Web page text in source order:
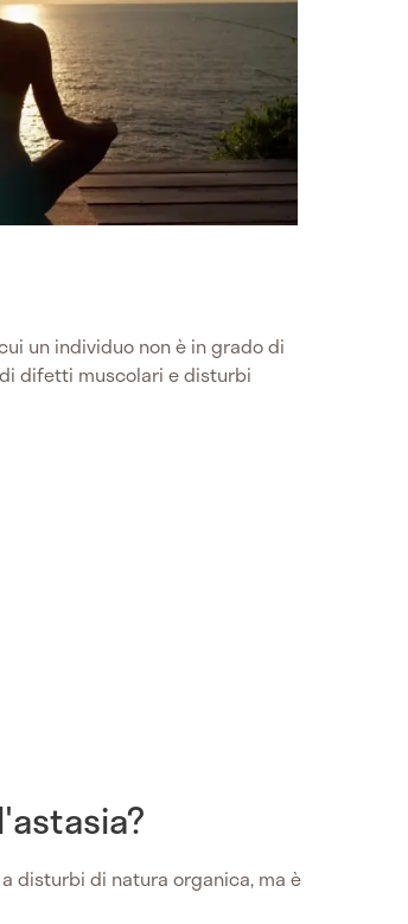
un individuo non è in grado di
difetti muscolari e disturbi
disturbi di natura organica, ma è